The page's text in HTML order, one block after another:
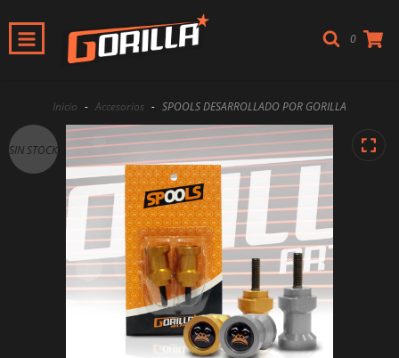
0
Inicio - Accesorios - SPOOLS DESARROLLADO POR GORILLA
SIN STOCK